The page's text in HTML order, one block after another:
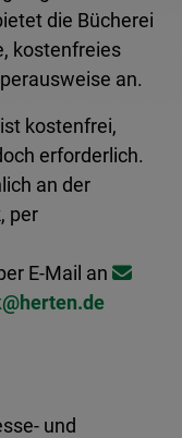
die Bücherei
kostenfreies
an.
kostenfrei,
erforderlich.
an der
per
E-Mail an
und